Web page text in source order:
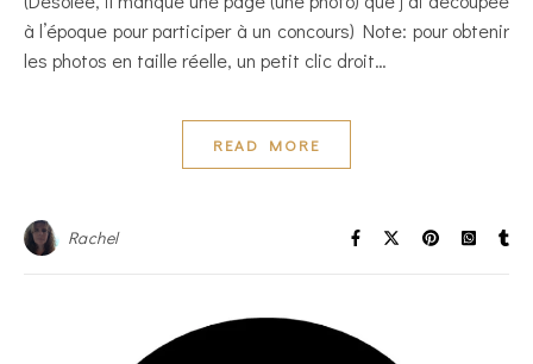
à l’époque pour participer à un concours) Note: pour obtenir
les photos en taille réelle, un petit clic droit…
READ MORE
Rachel